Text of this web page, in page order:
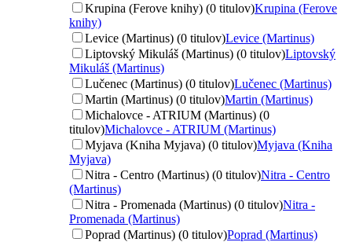
Krupina (Ferove knihy) (0 titulov)Krupina (Ferove
knihy)
Levice (Martinus) (0 titulov)Levice (Martinus)
Liptovský Mikuláš (Martinus) (0 titulov)Liptovský
Mikuláš (Martinus)
Lučenec (Martinus) (0 titulov)Lučenec (Martinus)
Martin (Martinus) (0 titulov)Martin (Martinus)
Michalovce - ATRIUM (Martinus) (0
titulov)Michalovce - ATRIUM (Martinus)
Myjava (Kniha Myjava) (0 titulov)Myjava (Kniha
Myjava)
Nitra - Centro (Martinus) (0 titulov)Nitra - Centro
(Martinus)
Nitra - Promenada (Martinus) (0 titulov)Nitra -
Promenada (Martinus)
Poprad (Martinus) (0 titulov)Poprad (Martinus)